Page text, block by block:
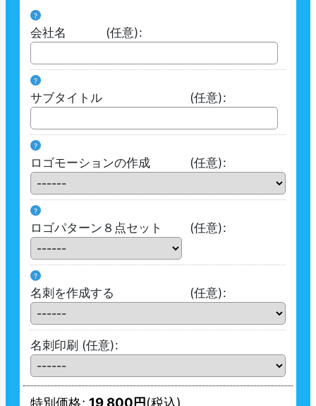
?
会社名 (任意):
?
サブタイトル (任意):
?
ロゴモーションの作成 (任意):
?
ロゴパターン８点セット (任意):
?
名刺を作成する (任意):
名刺印刷 (任意):
特別価格: 19,800円(税込)